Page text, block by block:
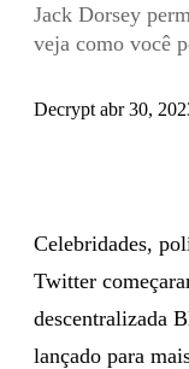
Jack Dorsey
veja como você
Decrypt abr 30,
Celebridades,
Twitter
descentralizada
lançado para